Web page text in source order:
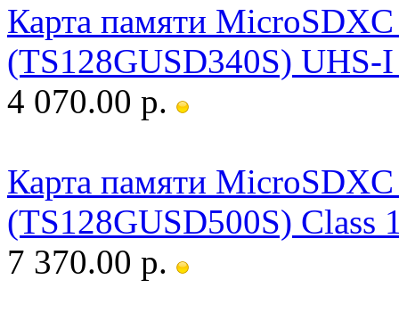
Карта памяти
(TS128GUSD340S) UHS-
4 070.00 р.
Карта памяти
(TS128GUSD500S) Class
7 370.00 р.